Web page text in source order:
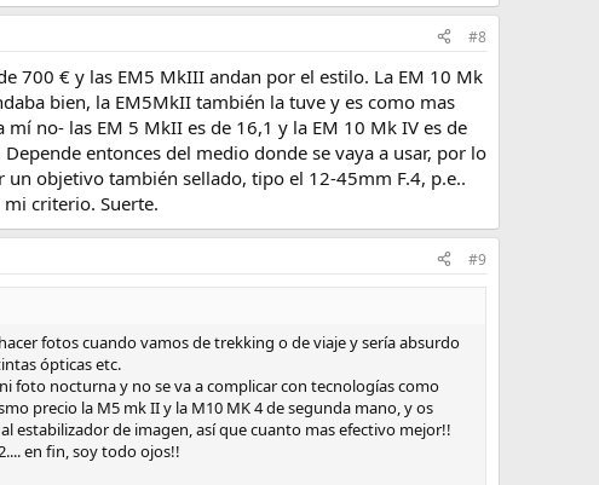
#8
700 € y las EM5 MkIII andan por el estilo. La EM 10 Mk
bien, la EM5MkII también la tuve y es como mas
no- las EM 5 MkII es de 16,1 y la EM 10 Mk IV es de
entonces del medio donde se vaya a usar, por lo
objetivo también sellado, tipo el 12-45mm F.4, p.e..
mi criterio. Suerte.
#9
fotos cuando vamos de trekking o de viaje y sería absurdo
ópticas etc.
foto nocturna y no se va a complicar con tecnologías como
precio la M5 mk II y la M10 MK 4 de segunda mano, y os
estabilizador de imagen, así que cuanto mas efectivo mejor!!
en fin, soy todo ojos!!